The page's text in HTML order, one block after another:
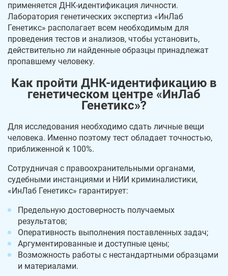
применяется ДНК-идентификация личности.
Лаборатория генетических экспертиз «ИнЛаб
Генетикс» располагает всем необходимым для
проведения тестов и анализов, чтобы установить,
действительно ли найденные образцы принадлежат
пропавшему человеку.
Как пройти ДНК-идентификацию в
генетическом центре «ИнЛаб
Генетикс»?
Для исследования необходимо сдать личные вещи
человека. Именно поэтому тест обладает точностью,
приближенной к 100%.
Сотрудничая с правоохранительными органами,
судебными инстанциями и НИИ криминалистики,
«ИнЛаб Генетикс» гарантирует:
Предельную достоверность получаемых
результатов;
Оперативность выполнения поставленных задач;
Аргументированные и доступные цены;
Возможность работы с нестандартными образцами
и материалами.